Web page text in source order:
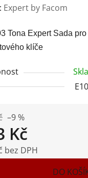
Expert by Facom
Tona Expert Sada
klíče
–9 %
Kč
bez DPH
DO